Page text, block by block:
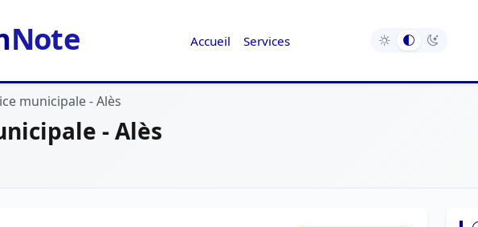
Accueil Services
municipale - Alès
- Alès